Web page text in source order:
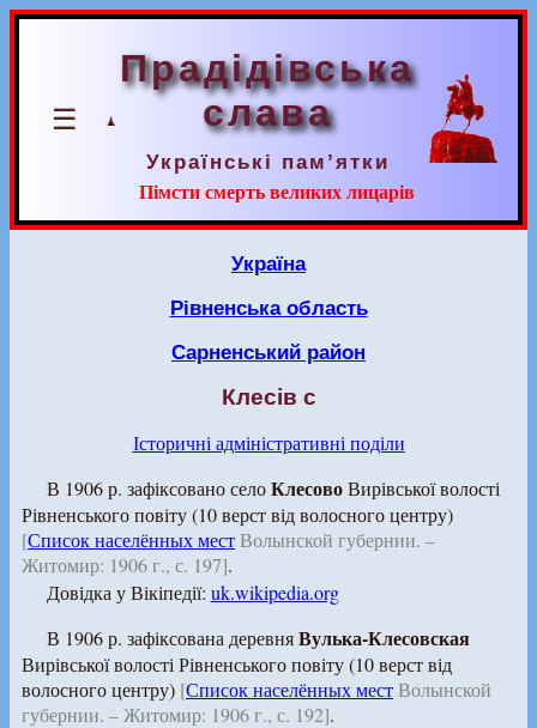
☰
Прадідівська
слава
Українські пам’ятки
Пімсти смерть великих лицарів
Україна
Рівненська область
Сарненський район
Клесів с
Історичні адміністративні поділи
В 1906 р. зафіксовано селоКлесовоВирівської волості
Рівненського повіту (10 верст від волосного центру)
[Список населённых местВолынской губернии. –
Житомир: 1906 г., с. 197].
Довідка у Вікіпедії: uk.wikipedia.org
В 1906 р. зафіксована деревняВулька-Клесовская
Вирівської волості Рівненського повіту (10 верст від
волосного центру) [Список населённых местВолынской
губернии. – Житомир: 1906 г., с. 192].